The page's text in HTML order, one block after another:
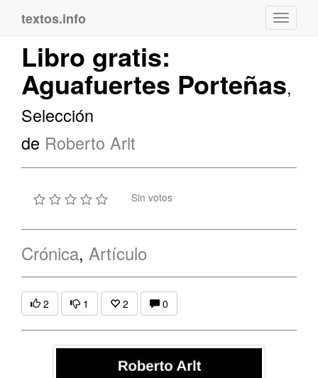
textos.info
Libro gratis:
Aguafuertes Porteñas,
Selección
de Roberto Arlt
Sin votos
Crónica, Artículo
2 1 2 0